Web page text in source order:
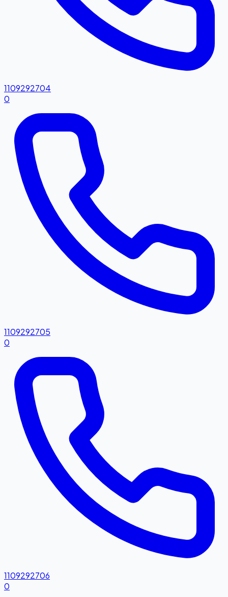
1109292704
0
1109292705
0
1109292706
0